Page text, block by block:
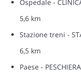
Ospedale -
5,6 km
Stazione treni -
6,5 km
Paese - PESCHIERA